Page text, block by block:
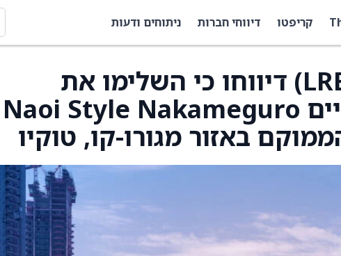
קריפטו דיווחי חברות ניתוחים ודעות
Lead Real Estate ‏(LRE) דיווחו כי השלימו את
פרויקט הבתים הפרטיים Naoi Style Nakameguro